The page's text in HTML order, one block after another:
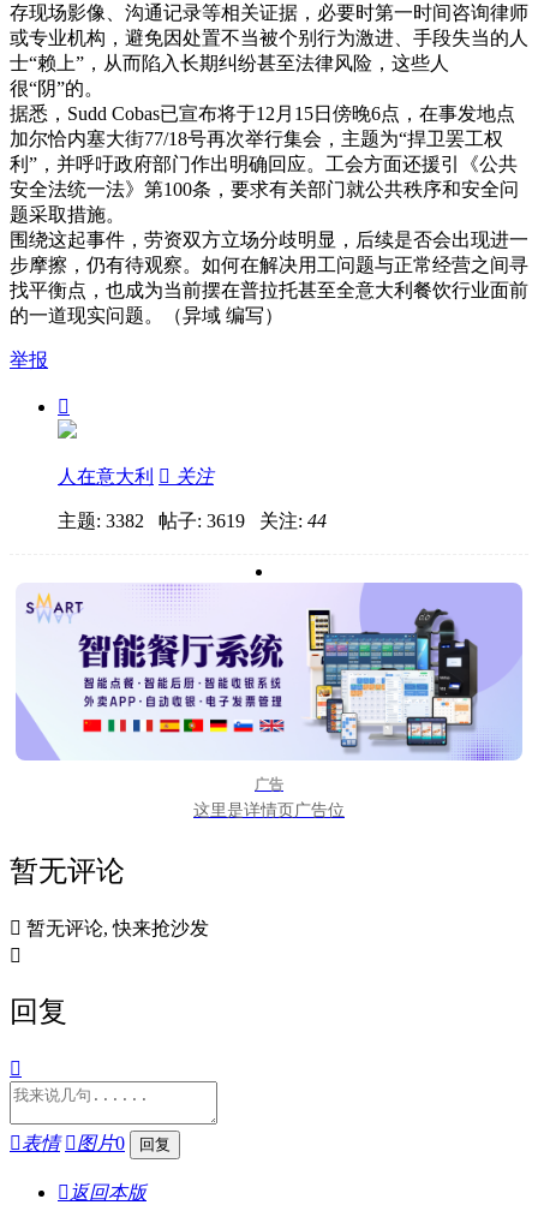
存现场影像、沟通记录等相关证据，必要时第一时间咨询律师
或专业机构，避免因处置不当被个别行为激进、手段失当的人
士“赖上”，从而陷入长期纠纷甚至法律风险，这些人
很“阴”的。
据悉，Sudd Cobas已宣布将于12月15日傍晚6点，在事发地点
加尔恰内塞大街77/18号再次举行集会，主题为“捍卫罢工权
利”，并呼吁政府部门作出明确回应。工会方面还援引《公共
安全法统一法》第100条，要求有关部门就公共秩序和安全问
题采取措施。
围绕这起事件，劳资双方立场分歧明显，后续是否会出现进一
步摩擦，仍有待观察。如何在解决用工问题与正常经营之间寻
找平衡点，也成为当前摆在普拉托甚至全意大利餐饮行业面前
的一道现实问题。（异域 编写）
举报

人在意大利  关注
主题: 3382 帖子: 3619 关注: 44
广告
这里是详情页广告位
暂无评论
 暂无评论, 快来抢沙发

回复

表情 图片0
 返回本版